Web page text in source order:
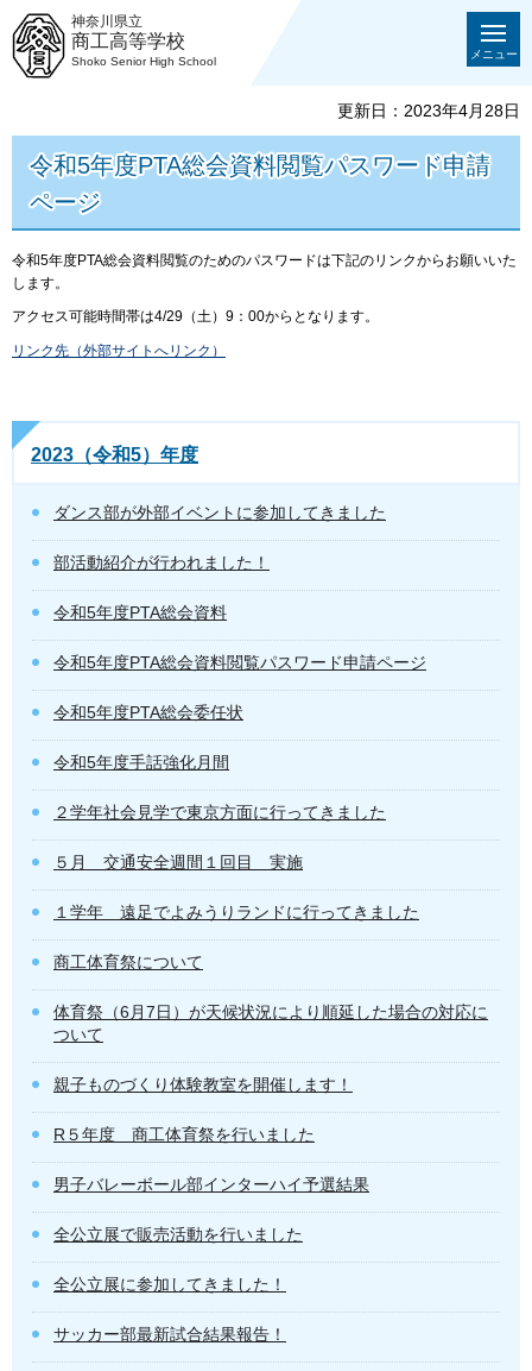
神奈川県立
商工高等学校
Shoko Senior High School
メニュー
更新日：2023年4月28日
令和5年度PTA総会資料閲覧パスワード申請
ページ
令和5年度PTA総会資料閲覧のためのパスワードは下記のリンクからお願いいた
します。
アクセス可能時間帯は4/29（土）9：00からとなります。
リンク先（外部サイトへリンク）
2023（令和5）年度
ダンス部が外部イベントに参加してきました
部活動紹介が行われました！
令和5年度PTA総会資料
令和5年度PTA総会資料閲覧パスワード申請ページ
令和5年度PTA総会委任状
令和5年度手話強化月間
２学年社会見学で東京方面に行ってきました
５月 交通安全週間１回目 実施
１学年 遠足でよみうりランドに行ってきました
商工体育祭について
体育祭（6月7日）が天候状況により順延した場合の対応に
ついて
親子ものづくり体験教室を開催します！
R５年度 商工体育祭を行いました
男子バレーボール部インターハイ予選結果
全公立展で販売活動を行いました
全公立展に参加してきました！
サッカー部最新試合結果報告！